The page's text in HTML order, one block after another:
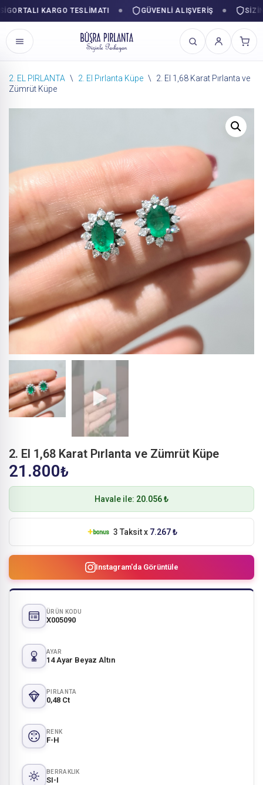
KARGO TESLIMATI GÜVENLI ALIŞVERIŞ SIZINLE
İçeriğe
2. EL PIRLANTA \ 2. El Pırlanta Küpe \
2. El 1,68 Karat Pırlanta ve
Zümrüt Küpe
2. El 1,68 Karat Pırlanta ve Zümrüt Küpe
21.800₺
Havale ile: 20.056 ₺
3 Taksit x 7.267 ₺
Instagram'da Görüntüle
ÜRÜN KODU
X005090
AYAR
14 Ayar Beyaz Altın
PIRLANTA
0,48 Ct
RENK
F-H
BERRAKLIK
SI-I